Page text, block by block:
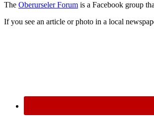
The Oberurseler Forum is a Facebook group
If you see an article or photo in a local